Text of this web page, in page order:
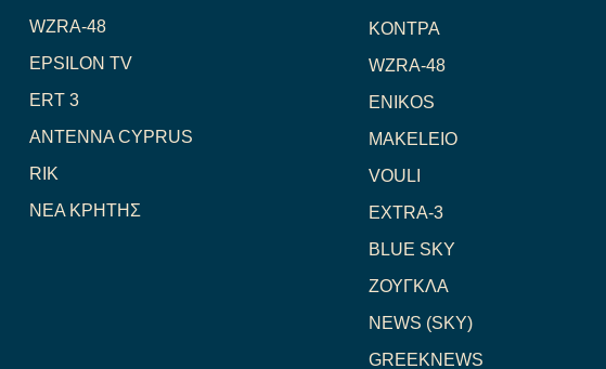
WZRA-48
EPSILON TV
ERT 3
ANTENNA CYPRUS
RIK
NEA ΚΡΗΤΗΣ
ΚΟΝΤΡΑ
WZRA-48
ENIKOS
MAKELEIO
VOULI
EXTRA-3
BLUE SKY
ΖΟΥΓΚΛΑ
NEWS (SKY)
GREEKNEWS